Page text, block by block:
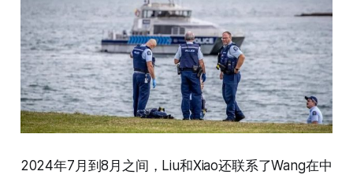
2024年7月到8月之间，Liu和Xiao还联系了Wang在中